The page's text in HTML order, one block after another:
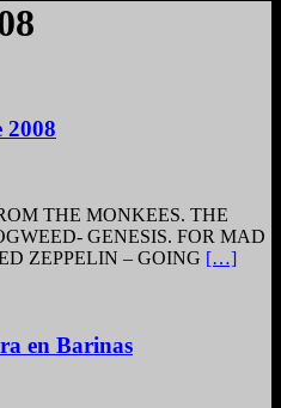
2008
THE MONKEES. THE
GENESIS. FOR MAD
ZEPPELIN – GOING […]
en Barinas